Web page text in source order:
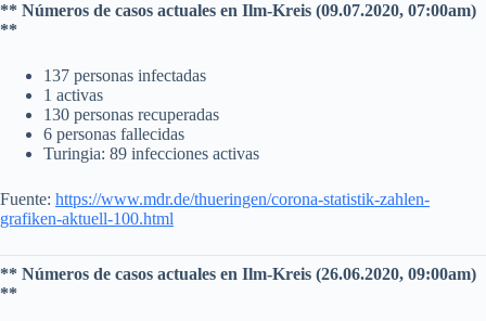
** Números de casos actuales en Ilm-Kreis (09.07.2020, 07:00am)
**
137 personas infectadas
1 activas
130 personas recuperadas
6 personas fallecidas
Turingia: 89 infecciones activas
Fuente: https://www.mdr.de/thueringen/corona-statistik-zahlen-
grafiken-aktuell-100.html
** Números de casos actuales en Ilm-Kreis (26.06.2020, 09:00am)
**